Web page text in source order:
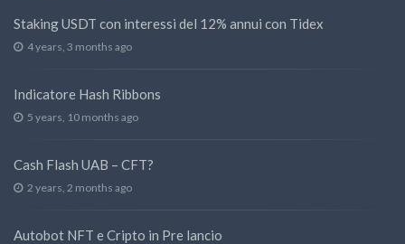
Staking USDT con interessi del 12% annui con Tidex
4 years, 3 months ago
Indicatore Hash Ribbons
5 years, 10 months ago
Cash Flash UAB – CFT?
2 years, 2 months ago
Autobot NFT e Cripto in Pre lancio